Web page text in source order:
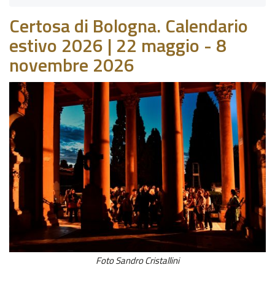
Certosa di Bologna. Calendario
estivo 2026 | 22 maggio - 8
novembre 2026
Foto Sandro Cristallini